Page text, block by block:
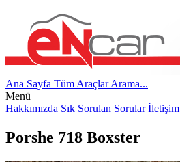
Ana Sayfa Tüm AraçlarArama...
Menü
Hakkımızda Sık Sorulan Sorular İletişim
Porshe 718 Boxster